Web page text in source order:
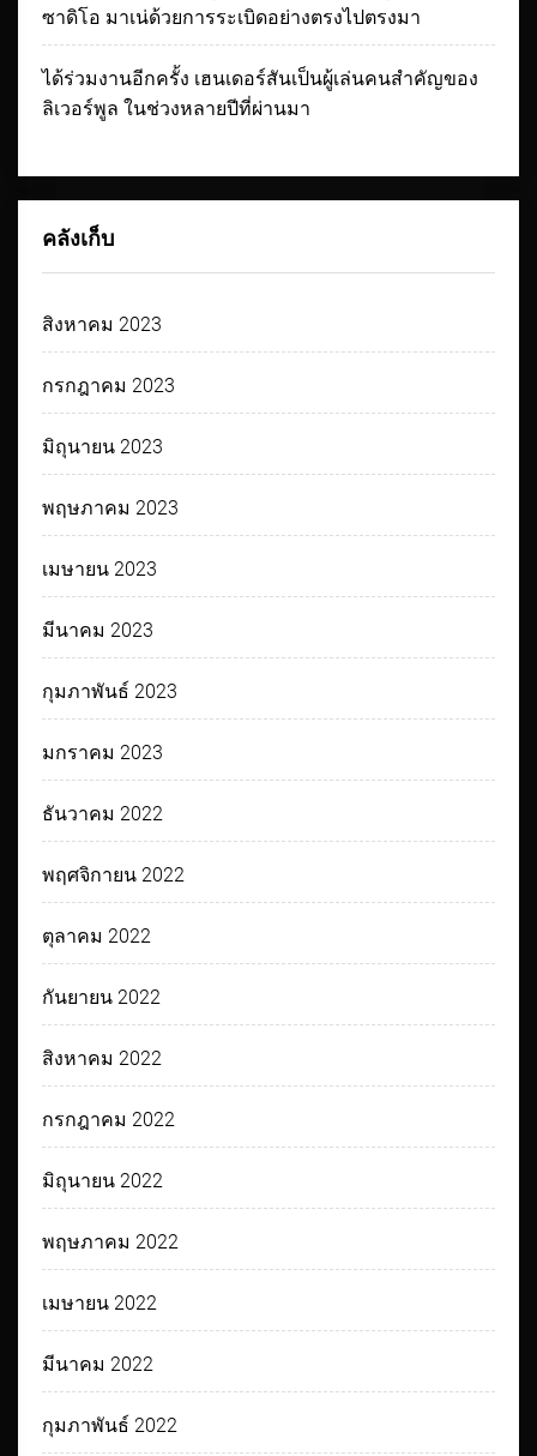
ซาดิโอ มาเน่ด้วยการระเบิดอย่างตรงไปตรงมา
ได้ร่วมงานอีกครั้ง เฮนเดอร์สันเป็นผู้เล่นคนสำคัญของ
ลิเวอร์พูล ในช่วงหลายปีที่ผ่านมา
คลังเก็บ
สิงหาคม 2023
กรกฎาคม 2023
มิถุนายน 2023
พฤษภาคม 2023
เมษายน 2023
มีนาคม 2023
กุมภาพันธ์ 2023
มกราคม 2023
ธันวาคม 2022
พฤศจิกายน 2022
ตุลาคม 2022
กันยายน 2022
สิงหาคม 2022
กรกฎาคม 2022
มิถุนายน 2022
พฤษภาคม 2022
เมษายน 2022
มีนาคม 2022
กุมภาพันธ์ 2022